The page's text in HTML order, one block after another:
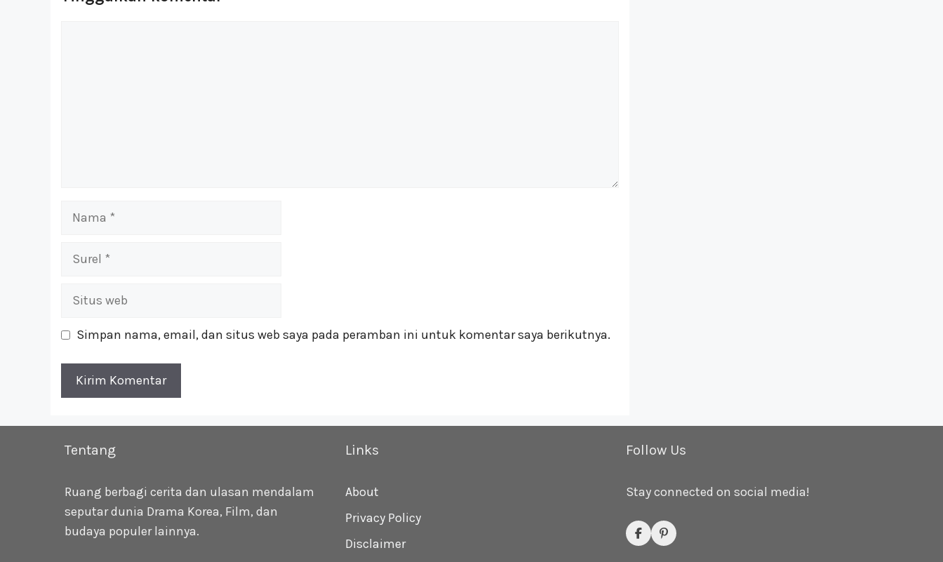
Nama
Surel
Situs
Simpan nama, email, dan situs web saya pada peramban ini untuk komentar saya berikutnya.
Tentang
Ruang berbagi cerita dan ulasan mendalam
seputar dunia Drama Korea, Film, dan
budaya populer lainnya.
Links
About
Privacy Policy
Disclaimer
Follow Us
Stay connected on social media!